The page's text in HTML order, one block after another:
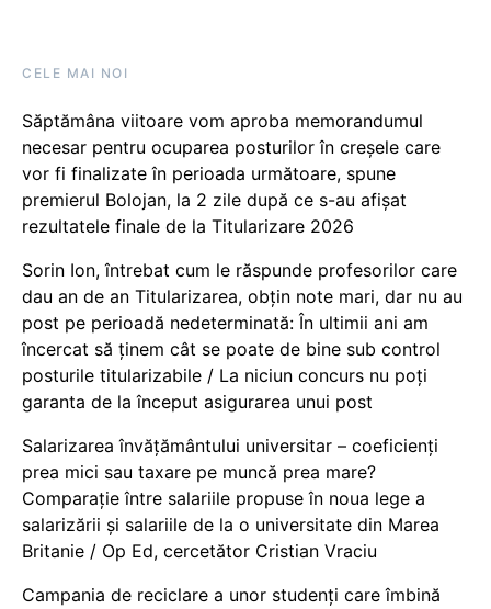
CELE MAI NOI
Săptămâna viitoare vom aproba memorandumul
necesar pentru ocuparea posturilor în creșele care
vor fi finalizate în perioada următoare, spune
premierul Bolojan, la 2 zile după ce s-au afișat
rezultatele finale de la Titularizare 2026
Sorin Ion, întrebat cum le răspunde profesorilor care
dau an de an Titularizarea, obțin note mari, dar nu au
post pe perioadă nedeterminată: În ultimii ani am
încercat să ținem cât se poate de bine sub control
posturile titularizabile / La niciun concurs nu poți
garanta de la început asigurarea unui post
Salarizarea învățământului universitar – coeficienți
prea mici sau taxare pe muncă prea mare?
Comparație între salariile propuse în noua lege a
salarizării și salariile de la o universitate din Marea
Britanie / Op Ed, cercetător Cristian Vraciu
Campania de reciclare a unor studenți care îmbină